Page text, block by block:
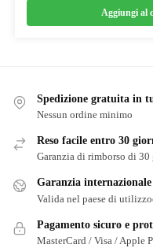
Aggiungi al
Spedizione gratuita in
Nessun ordine minimo
Reso facile entro 30
Garanzia di rimborso di
Garanzia internazionale
Valida nel paese di
Pagamento sicuro e
MasterCard / Visa / Apple